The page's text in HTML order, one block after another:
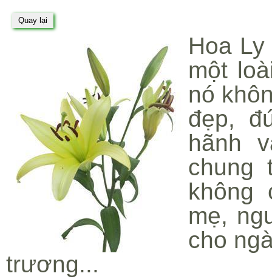
Hoa
một
nó
đẹp,
hãnh
chung
không
mẹ,
cho
trương...